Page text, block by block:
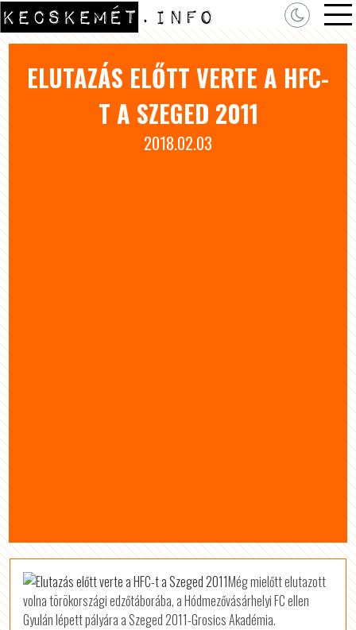
ELUTAZÁS ELŐTT VERTE A HFC-
T A SZEGED 2011
2018.02.03
Még mielőtt elutazott
volna törökországi edzőtáborába, a Hódmezővásárhelyi FC ellen
Gyulán lépett pályára a Szeged 2011-Grosics Akadémia.